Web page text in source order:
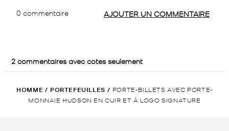
HOMME / PORTEFEUILLES / PORTE-BILLETS AVEC PORTE-
MONNAIE HUDSON EN CUIR ET À LOGO SIGNATURE